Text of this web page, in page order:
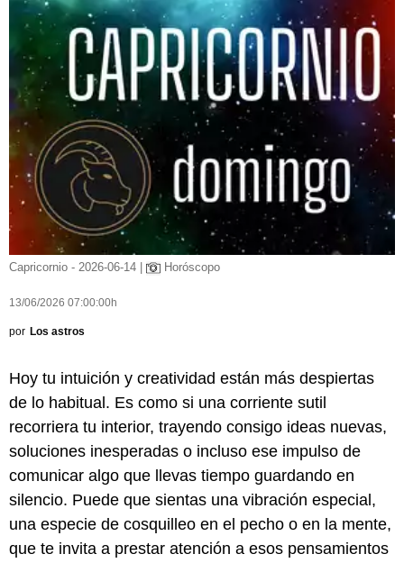
Capricornio - 2026-06-14 | Horóscopo
13/06/2026 07:00:00h
por Los astros
Hoy tu intuición y creatividad están más despiertas
de lo habitual. Es como si una corriente sutil
recorriera tu interior, trayendo consigo ideas nuevas,
soluciones inesperadas o incluso ese impulso de
comunicar algo que llevas tiempo guardando en
silencio. Puede que sientas una vibración especial,
una especie de cosquilleo en el pecho o en la mente,
que te invita a prestar atención a esos pensamientos